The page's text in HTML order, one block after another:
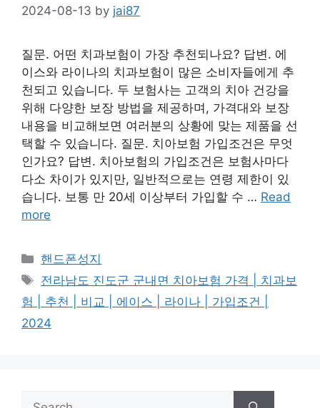
2024-08-13 by jai87
질문. 어떤 치과보험이 가장 추천되나요? 답변. 에
이스와 라이나의 치과보험이 많은 소비자들에게 추
천되고 있습니다. 두 보험사는 고객의 치아 건강을
위해 다양한 보장 방법을 제공하며, 가격대와 보장
내용을 비교해보면 여러분의 상황에 맞는 제품을 선
택할 수 있습니다. 질문. 치아보험 가입조건은 무엇
인가요? 답변. 치아보험의 가입조건은 보험사마다
다소 차이가 있지만, 일반적으로는 연령 제한이 있
습니다. 보통 만 20세 이상부터 가입할 수 … Read
more
Categories
핸드폰성지
Tags
전라남도 진도군 군내면 치아보험 가격 | 치과보
험 | 추천 | 비교 | 에이스 | 라이나 | 가입조건 |
2024